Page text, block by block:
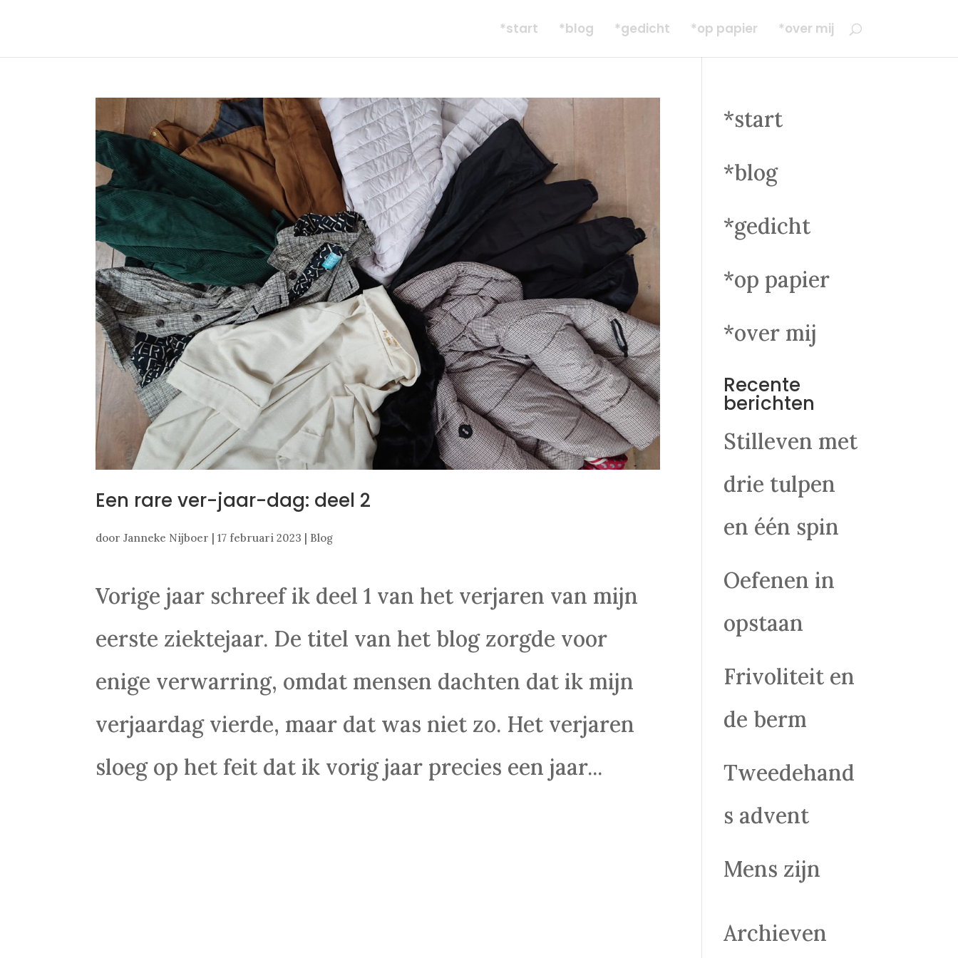
*start *blog *gedicht *op papier *over mij
Een rare ver-jaar-dag: deel 2
doorJanneke Nijboer |17 februari 2023 | Blog
Vorige jaar schreef ik deel 1 van het verjaren van mijn
eerste ziektejaar. De titel van het blog zorgde voor
enige verwarring, omdat mensen dachten dat ik mijn
verjaardag vierde, maar dat was niet zo. Het verjaren
sloeg op het feit dat ik vorig jaar precies een jaar...
*start
*blog
*gedicht
*op papier
*over mij
Recente
berichten
Stilleven met
drie tulpen
en één spin
Oefenen in
opstaan
Frivoliteit en
de berm
Tweedehand
s advent
Mens zijn
Archieven